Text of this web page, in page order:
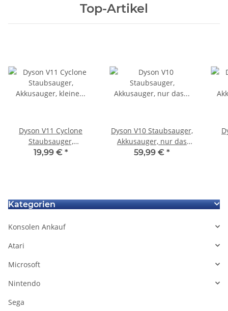
Top-Artikel
Dyson V11 Cyclone
Staubsauger,
Akkusauger, kleine
19,99 € *
Dyson V10 Staubsauger,
Akkusauger, nur das
Hauptgerät + Akku +
59,99 € *
Kategorien
Konsolen Ankauf
Atari
Microsoft
Nintendo
Sega